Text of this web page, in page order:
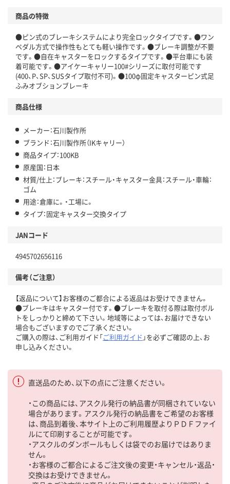
商品の特徴
●ピン式のブレーキシステムにより完全ロックタイプです。●ワン
ペダル方式で操作性もとても軽い操作です。●ブレーキ調整が不要
です。●自在キャスターをロックするタイプです。●平台車にも装
着可能です。●アイケーキャリー100#シリーズに取付可能です
(400、P、SP、SUSタイプ取付不可)。●100φ固定キャスターピン式足
ふみオブションブレーキ
商品仕様
メーカー：石川製作所
ブランド：石川製作所（IKキャリー）
商品タイプ：100KB
原産国：日本
材質/仕上：ブレーキ：スチール・キャスター金具：スチール・車輪：
ゴム
用途：倉庫に。・工場に。
タイプ：固定キャスター交換タイプ
JANコード
4945702656116
備考（ご注意）
【返品について】お客様のご都合による返品はお受けできません。
●ブレーキはキャスター付です。●ブレーキを取付る際は取付ボル
トをしっかりと締めて下さい。地域等によっては、お届けできない
場合もございますのでご了承ください。
ご購入の際は、ご利用ガイド「ご利用ガイド 」を必ずご確認の上、お
申し込みください。
直送品のため、以下の点にご注意ください。
・この商品には、アスクル発行の納品書が同梱されていない
場合があります。アスクル発行の納品書をご希望のお客様
は、商品到着後、本サイト上のご利用履歴よりＰＤＦファイ
ルにて印刷することが可能です。
・アスクルのダンボールもしくは袋でのお届けではありま
せん。
・お客様のご都合によるご注文後の変更・キャンセル・返品・
交換はお受けできません。